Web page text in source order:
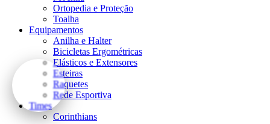
Ortopedia e Proteção
Toalha
Equipamentos
Anilha e Halter
Bicicletas Ergométricas
Elásticos e Extensores
Esteiras
Raquetes
Rede Esportiva
Times
Corinthians